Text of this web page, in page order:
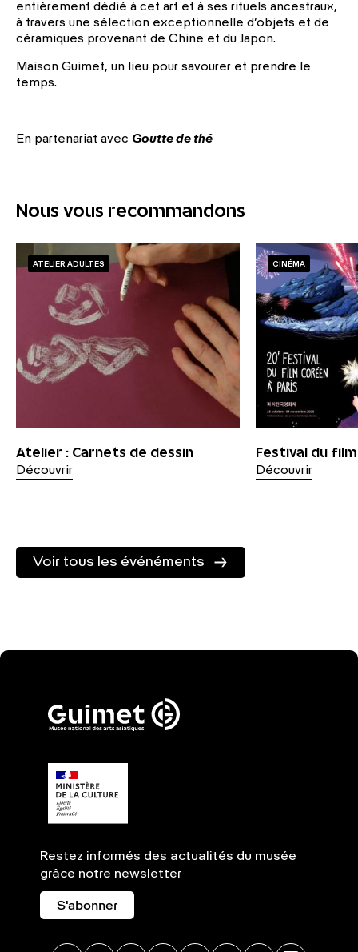
entièrement dédié à cet art et à ses rituels ancestraux,
à travers une sélection exceptionnelle d’objets et de
céramiques pro­venant de Chine et du Japon.
Maison Guimet, un lieu pour savourer et prendre le
temps.
En partenariat avec Goutte de thé
Nous vous recommandons
ATELIER ADULTES
Atelier : Carnets de dessin
Découvrir
CINÉMA
Festival du
Découvrir
Voir tous les événéments
Restez informés des actualités du musée
grâce notre newsletter
S'abonner